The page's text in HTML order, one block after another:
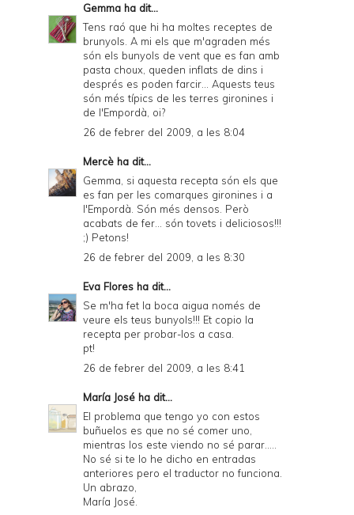
r
i
e
d
l
y
a
n
d
P
D
F
Gemma ha dit...
Tens raó que hi ha moltes receptes de
brunyols. A mi els que m'agraden més
són els bunyols de vent que es fan amb
pasta choux, queden inflats de dins i
després es poden farcir... Aquests teus
són més típics de les terres gironines i
de l'Empordà, oi?
26 de febrer del 2009, a les 8:04
Mercè ha dit...
Gemma, si aquesta recepta són els que
es fan per les comarques gironines i a
l'Empordà. Són més densos. Però
acabats de fer... són tovets i deliciosos!!!
;) Petons!
26 de febrer del 2009, a les 8:30
Eva Flores ha dit...
Se m'ha fet la boca aigua només de
veure els teus bunyols!!! Et copio la
recepta per probar-los a casa.
pt!
26 de febrer del 2009, a les 8:41
María José ha dit...
El problema que tengo yo con estos
buñuelos es que no sé comer uno,
mientras los este viendo no sé parar.....
No sé si te lo he dicho en entradas
anteriores pero el traductor no funciona.
Un abrazo,
María José.